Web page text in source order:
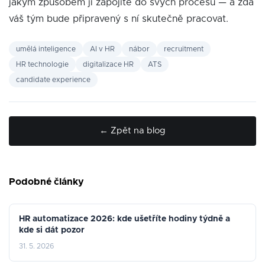
jakým způsobem ji zapojíte do svých procesů — a zda
váš tým bude připravený s ní skutečně pracovat.
umělá inteligence AI v HR nábor recruitment
HR technologie digitalizace HR ATS
candidate experience
← Zpět na blog
Podobné články
HR automatizace 2026: kde ušetříte hodiny týdně a
kde si dát pozor
31. 5. 2026